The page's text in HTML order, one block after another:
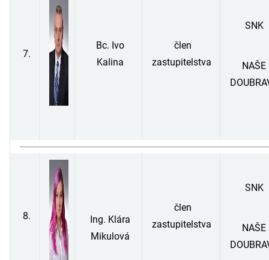
7.
Bc. Ivo
Kalina
člen
zastupitelstva
SNK
NAŠE
8.
Ing. Klára
Mikulová
člen
zastupitelstva
SNK
NAŠE